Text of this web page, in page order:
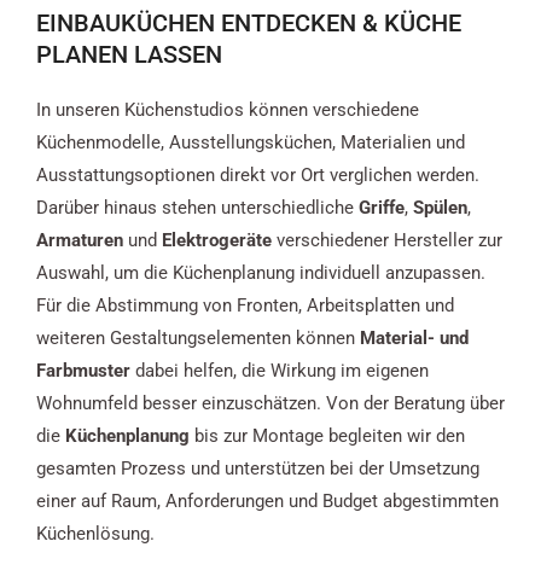
EINBAUKÜCHEN ENTDECKEN & KÜCHE
PLANEN LASSEN
In unseren Küchenstudios können verschiedene
Küchenmodelle, Ausstellungsküchen, Materialien und
Ausstattungsoptionen direkt vor Ort verglichen werden.
Darüber hinaus stehen unterschiedliche Griffe, Spülen,
Armaturen und Elektrogeräte verschiedener Hersteller zur
Auswahl, um die Küchenplanung individuell anzupassen.
Für die Abstimmung von Fronten, Arbeitsplatten und
weiteren Gestaltungselementen können Material- und
Farbmuster dabei helfen, die Wirkung im eigenen
Wohnumfeld besser einzuschätzen. Von der Beratung über
die Küchenplanung bis zur Montage begleiten wir den
gesamten Prozess und unterstützen bei der Umsetzung
einer auf Raum, Anforderungen und Budget abgestimmten
Küchenlösung.